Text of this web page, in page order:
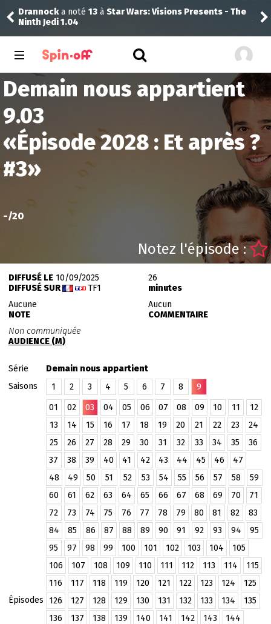
Drannocka noté 13 à Star Wars: Visions Presents - The
Ninth Jedi 1.04
Demain nous appartient
9.03
«Épisode 2028 : Et après ?
#3»
-/20
Notez l'épisode :
DIFFUSÉ LE10/09/2025
DIFFUSÉ SUR
TF1
26
minutes
Aucune
NOTE
Aucun
COMMENTAIRE
Non communiquée
AUDIENCE (M)
Série
Demain nous appartient
Saisons
1 2 3 4 5 6 7 8 9
Épisodes
01 02 03 04 05 06 07 08 09 10 11
12
13
14 15 16 17 18 19 20 21 22 23
24
25
26 27 28 29 30 31 32 33 34 35
36
37
38 39 40 41 42 43 44 45 46
47
48
49 50 51 52 53 54 55 56 57 58
59
60
61 62 63 64 65 66 67 68 69 70
71
72
73 74 75 76 77 78 79 80 81 82
83
84
85 86 87 88 89 90 91 92 93 94
95
95
97 98 99 100 101 102 103 104
105
106
107 108 109 110 111 112 113 114
115
116
117 118 119 120 121 122 123 124
125
126
127 128 129 130 131 132 133 134
135
136
137 138 139 140 141 142 143
144